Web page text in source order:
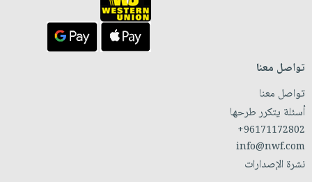
تواصل معنا
تواصل معنا
أسئلة يتكرر طرحها
+96171172802
info@nwf.com
نشرة الإصدارات